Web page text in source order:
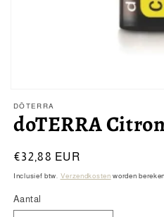
1
openen
in
DŌTERRA
doTERRA
Normale
prijs
€32,88 EUR
Inclusief btw. Verzendkosten worden
Aantal